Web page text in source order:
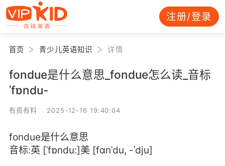
注册/登录
首页 青少儿英语知识 详情
fondue是什么意思_fondue怎么读_音标
ˈfɒndu-
有资有料 2025-12-16 19:40:04
fondue是什么意思
音标:英 [ˈfɒndu:]美 [fɑnˈdu, -ˈdju]